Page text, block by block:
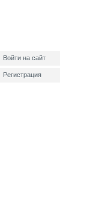
Войти на сайт
Регистрация